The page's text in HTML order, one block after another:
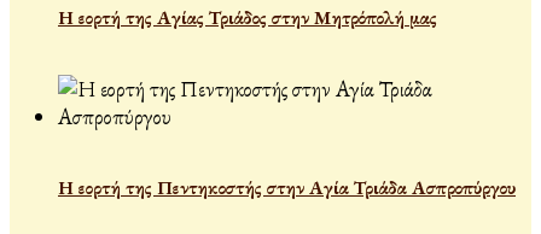
Η εορτή της Αγίας Τριάδος στην Μητρόπολή μας
Η εορτή της Πεντηκοστής στην Αγία Τριάδα Ασπροπύργου